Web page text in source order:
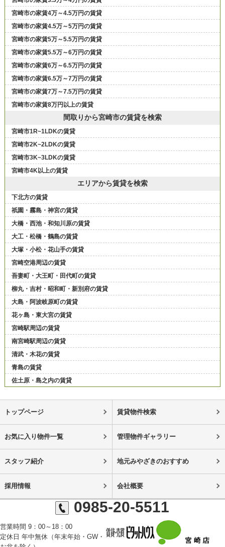
宮崎市の家賃4万～4.5万円の賃貸
宮崎市の家賃4.5万～5万円の賃貸
宮崎市の家賃5万～5.5万円の賃貸
宮崎市の家賃5.5万～6万円の賃貸
宮崎市の家賃6万～6.5万円の賃貸
宮崎市の家賃6.5万～7万円の賃貸
宮崎市の家賃7万～7.5万円の賃貸
宮崎市の家賃8万円以上の賃貸
間取りから宮崎市の賃貸を検索
宮崎市1R~1LDKの賃貸
宮崎市2K~2LDKの賃貸
宮崎市3K~3LDKの賃貸
宮崎市4K以上の賃貸
エリアから賃貸を検索
下北方の賃貸
祇園・霧島・神宮の賃貸
大橋・西池・和知川原の賃貸
大工・松橋・鶴島の賃貸
大塚・小松・花山手の賃貸
宮崎空港周辺の賃貸
吾妻町・大王町・田代町の賃貸
柳丸・吉村・昭和町・新別府の賃貸
大島・阿波岐原町の賃貸
花ヶ島・東大宮の賃貸
宮崎駅周辺の賃貸
南宮崎駅周辺の賃貸
清武・木花の賃貸
青島の賃貸
佐土原・島之内の賃貸
トップページ 賃貸物件検索
お気に入り物件一覧 管理物件ギャラリー
スタッフ紹介 地元みやざきのおすすめ
採用情報 会社概要
0985-20-5511
営業時間 9：00～18：00
定休日 年中無休（年末年始・GW・